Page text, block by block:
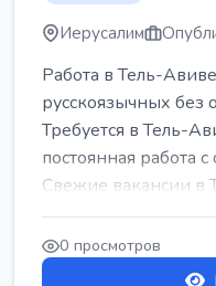
Иерусалим
Работа в Тель-
русскоязычных без
Требуется в Тель-
постоянная работа
Свежие вакансии в
женщин от хозя...
0 просмотров